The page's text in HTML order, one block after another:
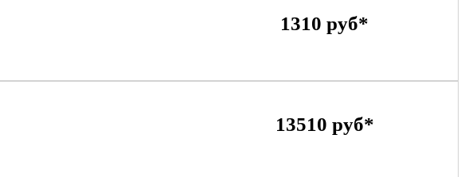
1310 руб*
13510 руб*